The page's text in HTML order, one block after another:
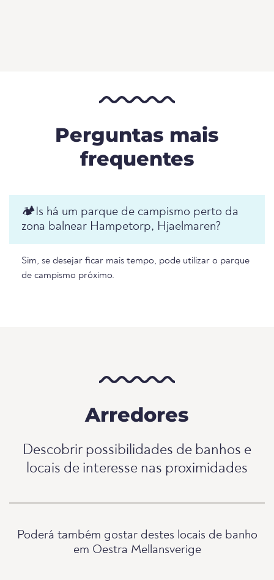
Perguntas mais
frequentes
🏕️️Is há um parque de campismo perto da
zona balnear Hampetorp, Hjaelmaren?
Sim, se desejar ficar mais tempo, pode utilizar o parque
de campismo próximo.
Arredores
Descobrir possibilidades de banhos e
locais de interesse nas proximidades
Poderá também gostar destes locais de banho
em Oestra Mellansverige